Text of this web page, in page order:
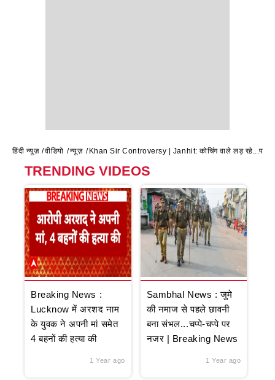
हिंदी न्यूज़ वीडियो न्यूज़ Khan Sir Controversy | Janhit: कोचिंग वाले लड़
TRENDING VIDEOS
Breaking News :
Lucknow में अरशद नाम
के युवक ने अपनी मां समेत
4 बहनों की हत्या की
1 Year ago
Sambhal News : जुमे
की नमाज से पहले छावनी
बना संभल...चप्पे-चप्पे पर
नजर | Breaking News
1 Year ago